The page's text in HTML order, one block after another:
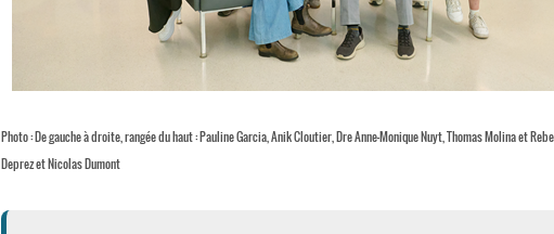
Photo : De gauche à droite, rangée du haut : Pauline Garcia, Anik Cloutier, Dre Anne-Monique Nuyt, Thomas Molina et
Deprez et Nicolas Dumont